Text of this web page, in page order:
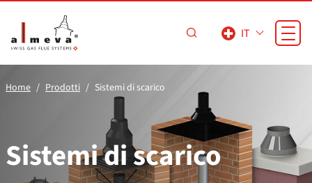
IT
Home Prodotti Sistemi di scarico
Sistemi di scarico